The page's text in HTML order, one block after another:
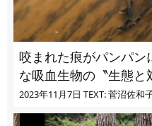
咬まれた痕がパンパ
な吸血生物の〝生態
ユ・ヌカカ】
2023年11月7日 TEXT: 菅沼佐和